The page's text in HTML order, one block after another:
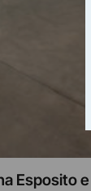
Esposito